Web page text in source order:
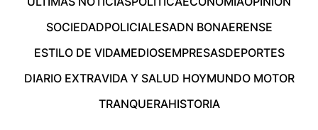
SOCIEDADPOLICIALESADN BONAERENSE
ESTILO DE VIDAMEDIOSEMPRESASDEPORTES
DIARIO EXTRAVIDA Y SALUD HOYMUNDO MOTOR
TRANQUERAHISTORIA